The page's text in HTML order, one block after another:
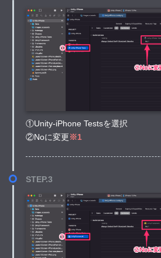
①Unity-iPhone Testsを選択
②Noに変更※1
STEP.3